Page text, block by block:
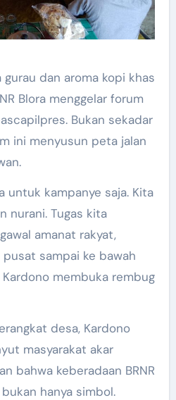
dan aroma kopi khas
Blora menggelar forum
Bukan sekadar
ini menyusun peta jalan
untuk kampanye saja. Kita
nurani. Tugas kita
amanat rakyat,
sampai ke bawah
Kardono membuka rembug
desa, Kardono
masyarakat akar
bahwa keberadaan BRNR
hanya simbol.